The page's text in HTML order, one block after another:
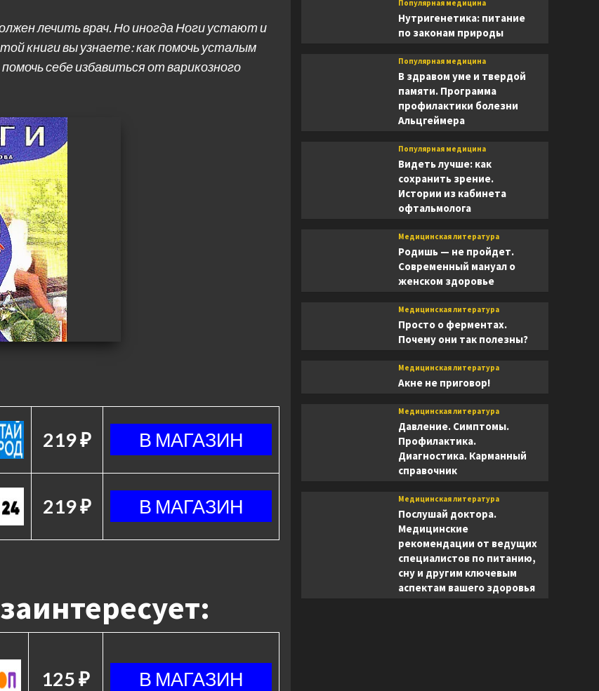
лечить врач. Но иногда Ноги устают и
книги вы узнаете: как помочь усталым
себе избавиться от варикозного
219 ₽
219 ₽
125 ₽
Популярная медицина
Нутригенетика: питание
по законам природы
Популярная медицина
В здравом уме и твердой
памяти. Программа
профилактики болезни
Альцгеймера
Популярная медицина
Видеть лучше: как
сохранить зрение.
Истории из кабинета
офтальмолога
Медицинская литература
Родишь — не пройдет.
Современный мануал о
женском здоровье
Медицинская литература
Просто о ферментах.
Почему они так полезны?
Медицинская литература
Акне не приговор!
Медицинская литература
Давление. Симптомы.
Профилактика.
Диагностика. Карманный
справочник
Медицинская литература
Послушай доктора.
Медицинские
рекомендации от ведущих
специалистов по питанию,
сну и другим ключевым
аспектам вашего здоровья